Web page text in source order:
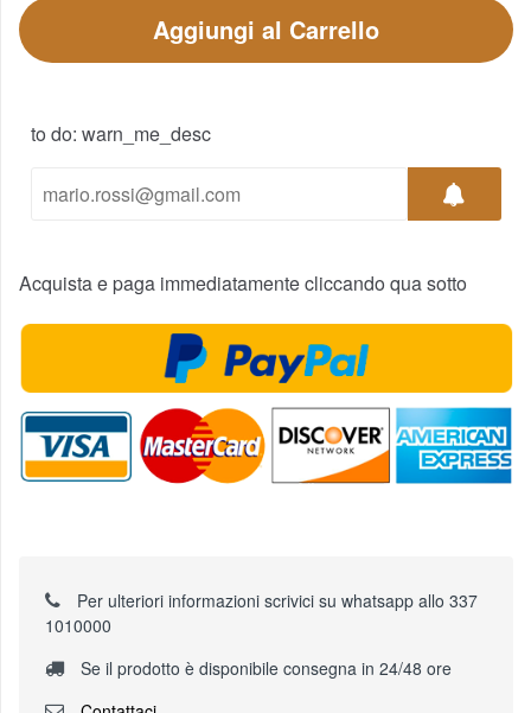
Aggiungi al Carrello
to do: warn_me_desc
Acquista e paga immediatamente cliccando qua sotto
Per ulteriori informazioni scrivici su whatsapp allo 337
1010000
Se il prodotto è disponibile consegna in 24/48 ore